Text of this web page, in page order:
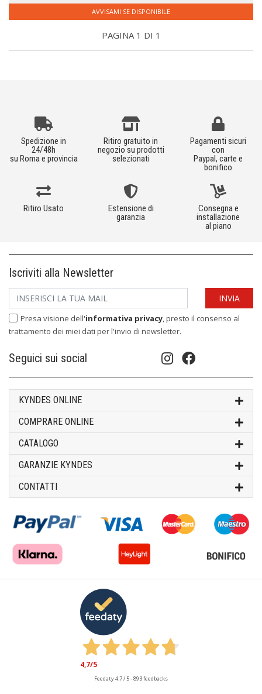
AVVISAMI SE DISPONIBILE
PAGINA 1 DI 1
Spedizione in
24/48h
su Roma e provincia
Ritiro gratuito in
negozio su prodotti
selezionati
Pagamenti sicuri
con
Paypal, carte e
bonifico
Ritiro Usato
Estensione di
garanzia
Consegna e
installazione
al piano
Iscriviti alla Newsletter
Presa visione dell'informativa privacy, presto il consenso al
trattamento dei miei dati per l'invio di newsletter.
Seguici sui social
KYNDES ONLINE
COMPRARE ONLINE
CATALOGO
GARANZIE KYNDES
CONTATTI
4,7/5
Feedaty4.7/ 5-893feedbacks